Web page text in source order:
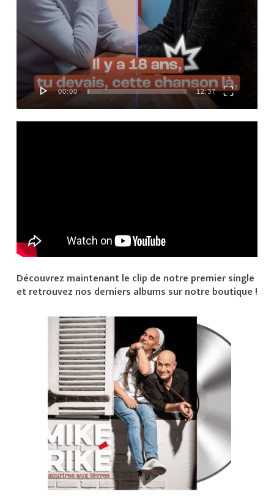
00:00 12:37
Découvrez maintenant le clip de notre premier single
et retrouvez nos derniers albums sur notre boutique !